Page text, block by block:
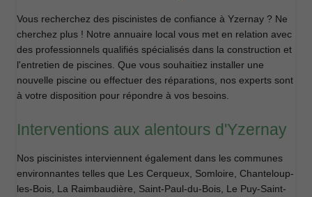
Vous recherchez des piscinistes de confiance à Yzernay ? Ne
cherchez plus ! Notre annuaire local vous met en relation avec
des professionnels qualifiés spécialisés dans la construction et
l'entretien de piscines. Que vous souhaitiez installer une
nouvelle piscine ou effectuer des réparations, nos experts sont
à votre disposition pour répondre à vos besoins.
Interventions aux alentours d'Yzernay
Nos piscinistes interviennent également dans les communes
environnantes telles que Les Cerqueux, Somloire, Chanteloup-
les-Bois, La Raimbaudière, Saint-Paul-du-Bois, Le Puy-Saint-